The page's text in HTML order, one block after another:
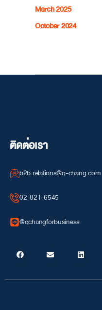
March 2025
October 2024
ติดต่อเรา
b2b.relations@q-chang.com
02-821-6545
@qchangforbusiness